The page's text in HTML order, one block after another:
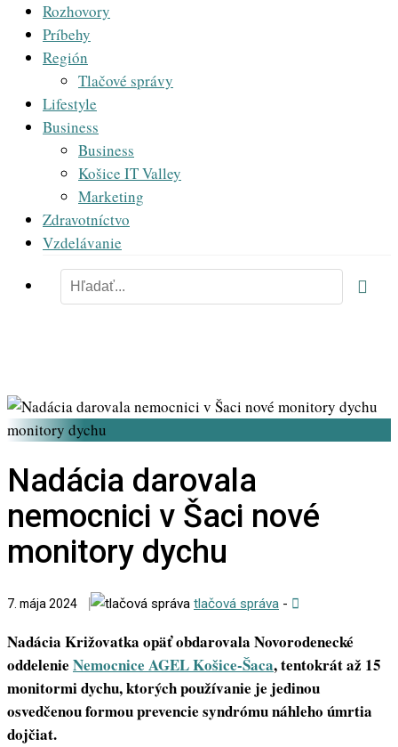
Rozhovory
Príbehy
Región
Tlačové správy
Lifestyle
Business
Business
Košice IT Valley
Marketing
Zdravotníctvo
Vzdelávanie
monitory dychu
Nadácia darovala
nemocnici v Šaci nové
monitory dychu
7. mája 2024 tlačová správa -
Nadácia Križovatka opäť obdarovala Novorodenecké
oddelenie Nemocnice AGEL Košice-Šaca, tentokrát až 15
monitormi dychu, ktorých používanie je jedinou
osvedčenou formou prevencie syndrómu náhleho úmrtia
dojčiat.